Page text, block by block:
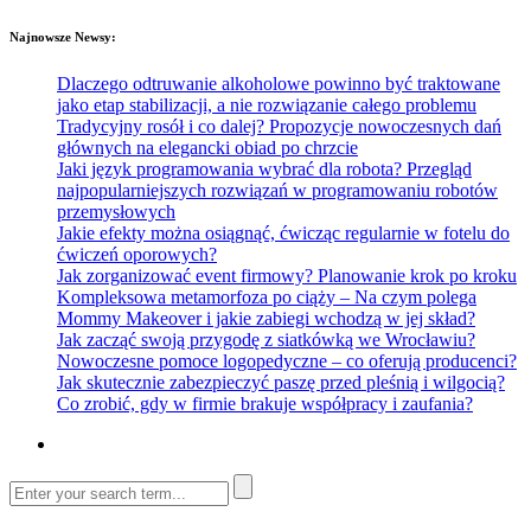
Najnowsze Newsy:
Dlaczego odtruwanie alkoholowe powinno być traktowane
jako etap stabilizacji, a nie rozwiązanie całego problemu
Tradycyjny rosół i co dalej? Propozycje nowoczesnych dań
głównych na elegancki obiad po chrzcie
Jaki język programowania wybrać dla robota? Przegląd
najpopularniejszych rozwiązań w programowaniu robotów
przemysłowych
Jakie efekty można osiągnąć, ćwicząc regularnie w fotelu do
ćwiczeń oporowych?
Jak zorganizować event firmowy? Planowanie krok po kroku
Kompleksowa metamorfoza po ciąży – Na czym polega
Mommy Makeover i jakie zabiegi wchodzą w jej skład?
Jak zacząć swoją przygodę z siatkówką we Wrocławiu?
Nowoczesne pomoce logopedyczne – co oferują producenci?
Jak skutecznie zabezpieczyć paszę przed pleśnią i wilgocią?
Co zrobić, gdy w firmie brakuje współpracy i zaufania?